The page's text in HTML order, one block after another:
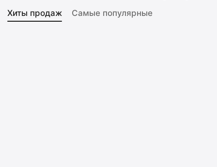
Хиты продаж Самые популярные